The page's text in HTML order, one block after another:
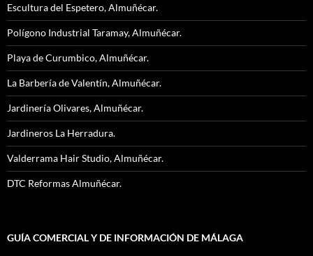
Escultura del Espetero, Almuñécar.
Polígono Industrial Taramay, Almuñécar.
Playa de Curumbico, Almuñécar.
La Barbería de Valentín, Almuñécar.
Jardinería Olivares, Almuñécar.
Jardineros La Herradura.
Valderrama Hair Studio, Almuñécar.
DTC Reformas Almuñécar.
GUÍA COMERCIAL Y DE INFORMACIÓN DE MÁLAGA